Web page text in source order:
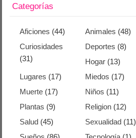
Categorías
Aficiones (44) Animales (48)
Curiosidades
(31)
Deportes (8)
Hogar (13)
Lugares (17) Miedos (17)
Muerte (17) Niños (11)
Plantas (9) Religion (12)
Salud (45) Sexualidad (11)